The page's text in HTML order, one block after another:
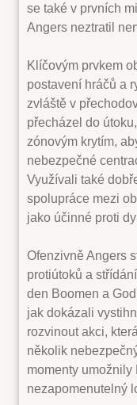
se také v prvních
Angers neztratil
Klíčovým prvkem
postavení hráčů a
zvláště v
přecházel do
zónovým krytím,
nebezpečné
Využívali také
spolupráce mezi
jako účinné proti
Ofenzivně Angers
protiútoků a
den Boomen a
jak dokázali
rozvinout akci,
několik
momenty
nezapomenutelný